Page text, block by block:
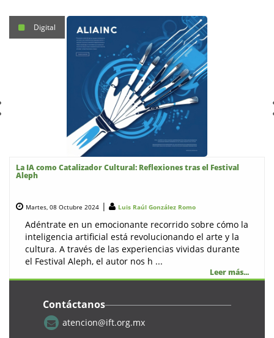
Digital
La IA como Catalizador Cultural: Reflexiones tras el Festival
Aleph
Martes, 08 Octubre 2024 | Luis Raúl González Romo
Adéntrate en un emocionante recorrido sobre cómo la
inteligencia artificial está revolucionando el arte y la
cultura. A través de las experiencias vividas durante
el Festival Aleph, el autor nos h ...
Leer más...
Contáctanos
atencion@ift.org.mx